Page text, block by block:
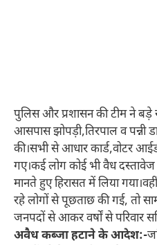
पुलिस और प्रशासन की टीम ने
आसपास झोपड़ी,तिरपाल व पन्नी
की।सभी से आधार कार्ड,वोटर
गए।कई लोग कोई भी वैध दस्तावेज
मानते हुए हिरासत में लिया
रहे लोगों से पूछताछ की गई, तो
जनपदों से आकर वर्षों से परिवार
अवैध कब्जा हटाने के आदेश:-